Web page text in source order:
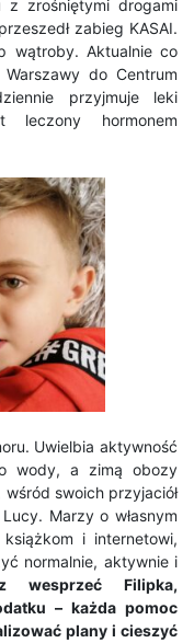
z zrośniętymi drogami
zabieg KASAI.
wątroby. Aktualnie co
do Centrum
przyjmuje leki
leczony hormonem
Uwielbia aktywność
wody, a zimą obozy
swoich przyjaciół
Marzy o własnym
i internetowi,
normalnie, aktywnie i
wesprzeć Filipka,
– każda pomoc
plany i cieszyć